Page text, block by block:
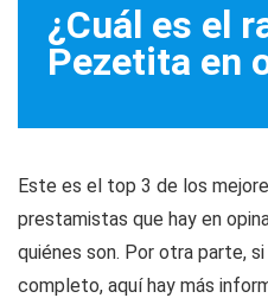
¿Cuál es el
Pezetita en
Este es el top 3 de los
prestamistas que hay en
quiénes son. Por otra parte,
completo, aquí hay más